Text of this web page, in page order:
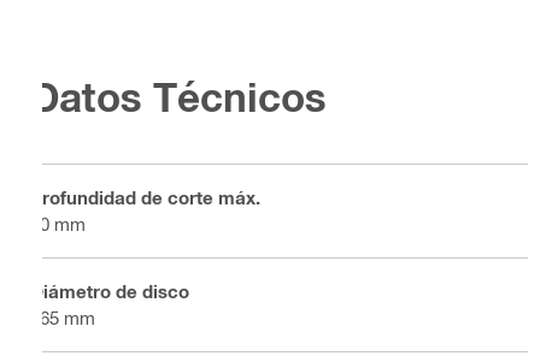
Datos Técnicos
Profundidad de corte máx.
60 mm
Diámetro de disco
165 mm